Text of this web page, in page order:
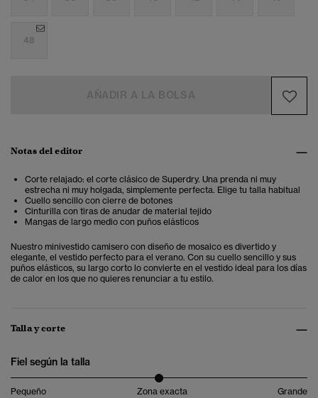
48
Notas del editor
Corte relajado: el corte clásico de Superdry. Una prenda ni muy
estrecha ni muy holgada, simplemente perfecta. Elige tu talla habitual
Cuello sencillo con cierre de botones
Cinturilla con tiras de anudar de material tejido
Mangas de largo medio con puños elásticos
Nuestro minivestido camisero con diseño de mosaico es divertido y
elegante, el vestido perfecto para el verano. Con su cuello sencillo y sus
puños elásticos, su largo corto lo convierte en el vestido ideal para los días
de calor en los que no quieres renunciar a tu estilo.
Talla y corte
Fiel según la talla
Pequeño Zona exacta Grande